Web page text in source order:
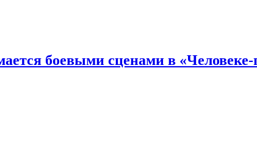
боевыми сценами в «Человеке-